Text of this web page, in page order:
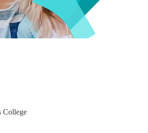
College